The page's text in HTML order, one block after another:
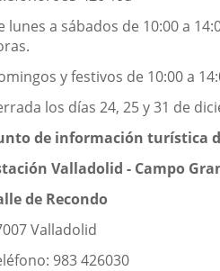
lunes a sábados de 10:00 a
y festivos de 10:00 a
los días 24, 25 y 31 de
de información turística
Valladolid - Campo
de Recondo
Valladolid
983 426030